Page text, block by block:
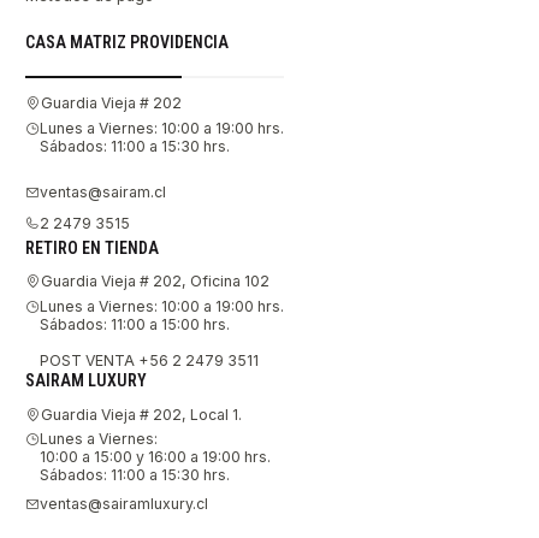
CASA MATRIZ PROVIDENCIA
Guardia Vieja # 202
Lunes a Viernes: 10:00 a 19:00 hrs.
Sábados: 11:00 a 15:30 hrs.
ventas@sairam.cl
2 2479 3515
RETIRO EN TIENDA
Guardia Vieja # 202, Oficina 102
Lunes a Viernes: 10:00 a 19:00 hrs.
Sábados: 11:00 a 15:00 hrs.
POST VENTA +56 2 2479 3511
SAIRAM LUXURY
Guardia Vieja # 202, Local 1.
Lunes a Viernes:
10:00 a 15:00 y 16:00 a 19:00 hrs.
Sábados: 11:00 a 15:30 hrs.
ventas@sairamluxury.cl